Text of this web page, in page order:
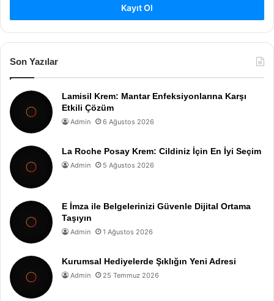
Kayıt Ol
Son Yazılar
Lamisil Krem: Mantar Enfeksiyonlarına Karşı
Etkili Çözüm
Admin 6 Ağustos 2026
La Roche Posay Krem: Cildiniz İçin En İyi Seçim
Admin 5 Ağustos 2026
E İmza ile Belgelerinizi Güvenle Dijital Ortama
Taşıyın
Admin 1 Ağustos 2026
Kurumsal Hediyelerde Şıklığın Yeni Adresi
Admin 25 Temmuz 2026